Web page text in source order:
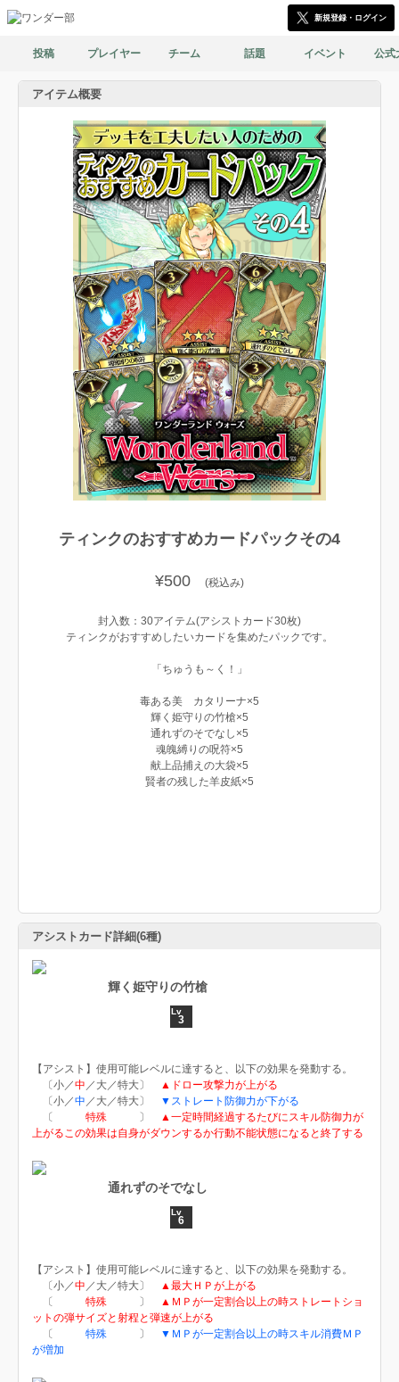
新規登録・ログイン
投稿 プレイヤー チーム 話題 イベント 公式
アイテム概要
ティンクのおすすめカードパックその4
¥500 (税込み)
封入数：30アイテム(アシストカード30枚)
ティンクがおすすめしたいカードを集めたパックです。
「ちゅうも～く！」
毒ある美 カタリーナ×5
輝く姫守りの竹槍×5
通れずのそでなし×5
魂魄縛りの呪符×5
献上品捕えの大袋×5
賢者の残した羊皮紙×5
アシストカード詳細(6種)
輝く姫守りの竹槍
3
【アシスト】使用可能レベルに達すると、以下の効果を発動する。
〔小／中 ／大／特大〕
▲ドロー攻撃力が上がる
〔小／中 ／大／特大〕
▼ストレート防御力が下がる
〔 特殊 〕
▲一定時間経過するたびにスキル防御力が
上がるこの効果は自身がダウンするか行動不能状態になると終了する
通れずのそでなし
6
【アシスト】使用可能レベルに達すると、以下の効果を発動する。
〔小／中 ／大／特大〕
▲最大ＨＰが上がる
〔 特殊 〕
▲ＭＰが一定割合以上の時ストレートショ
ットの弾サイズと射程と弾速が上がる
〔 特殊 〕
▼ＭＰが一定割合以上の時スキル消費ＭＰ
が増加